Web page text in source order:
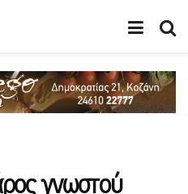
γνωστού